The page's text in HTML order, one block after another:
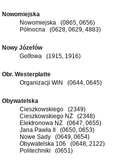
Nowomiejska
Nowomiejska (0865, 0656)
Północna (0628, 0629, 4883)
Nowy Józefów
Golfowa (1915, 1916)
Obr. Westerplatte
Organizacji WiN (0644, 0645)
Obywatelska
Cieszkowskiego (2349)
Cieszkowskiego NŻ (2348)
Elektronowa NŻ (0647, 0655)
Jana Pawła II (0650, 0653)
Nowe Sady (0649, 0654)
Obywatelska 106 (0648, 2122)
Politechniki (0651)